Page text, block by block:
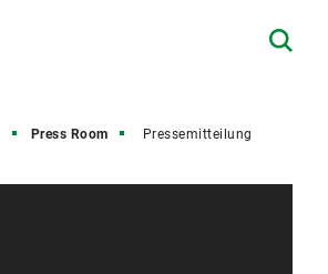
Press Room Pressemitteilung